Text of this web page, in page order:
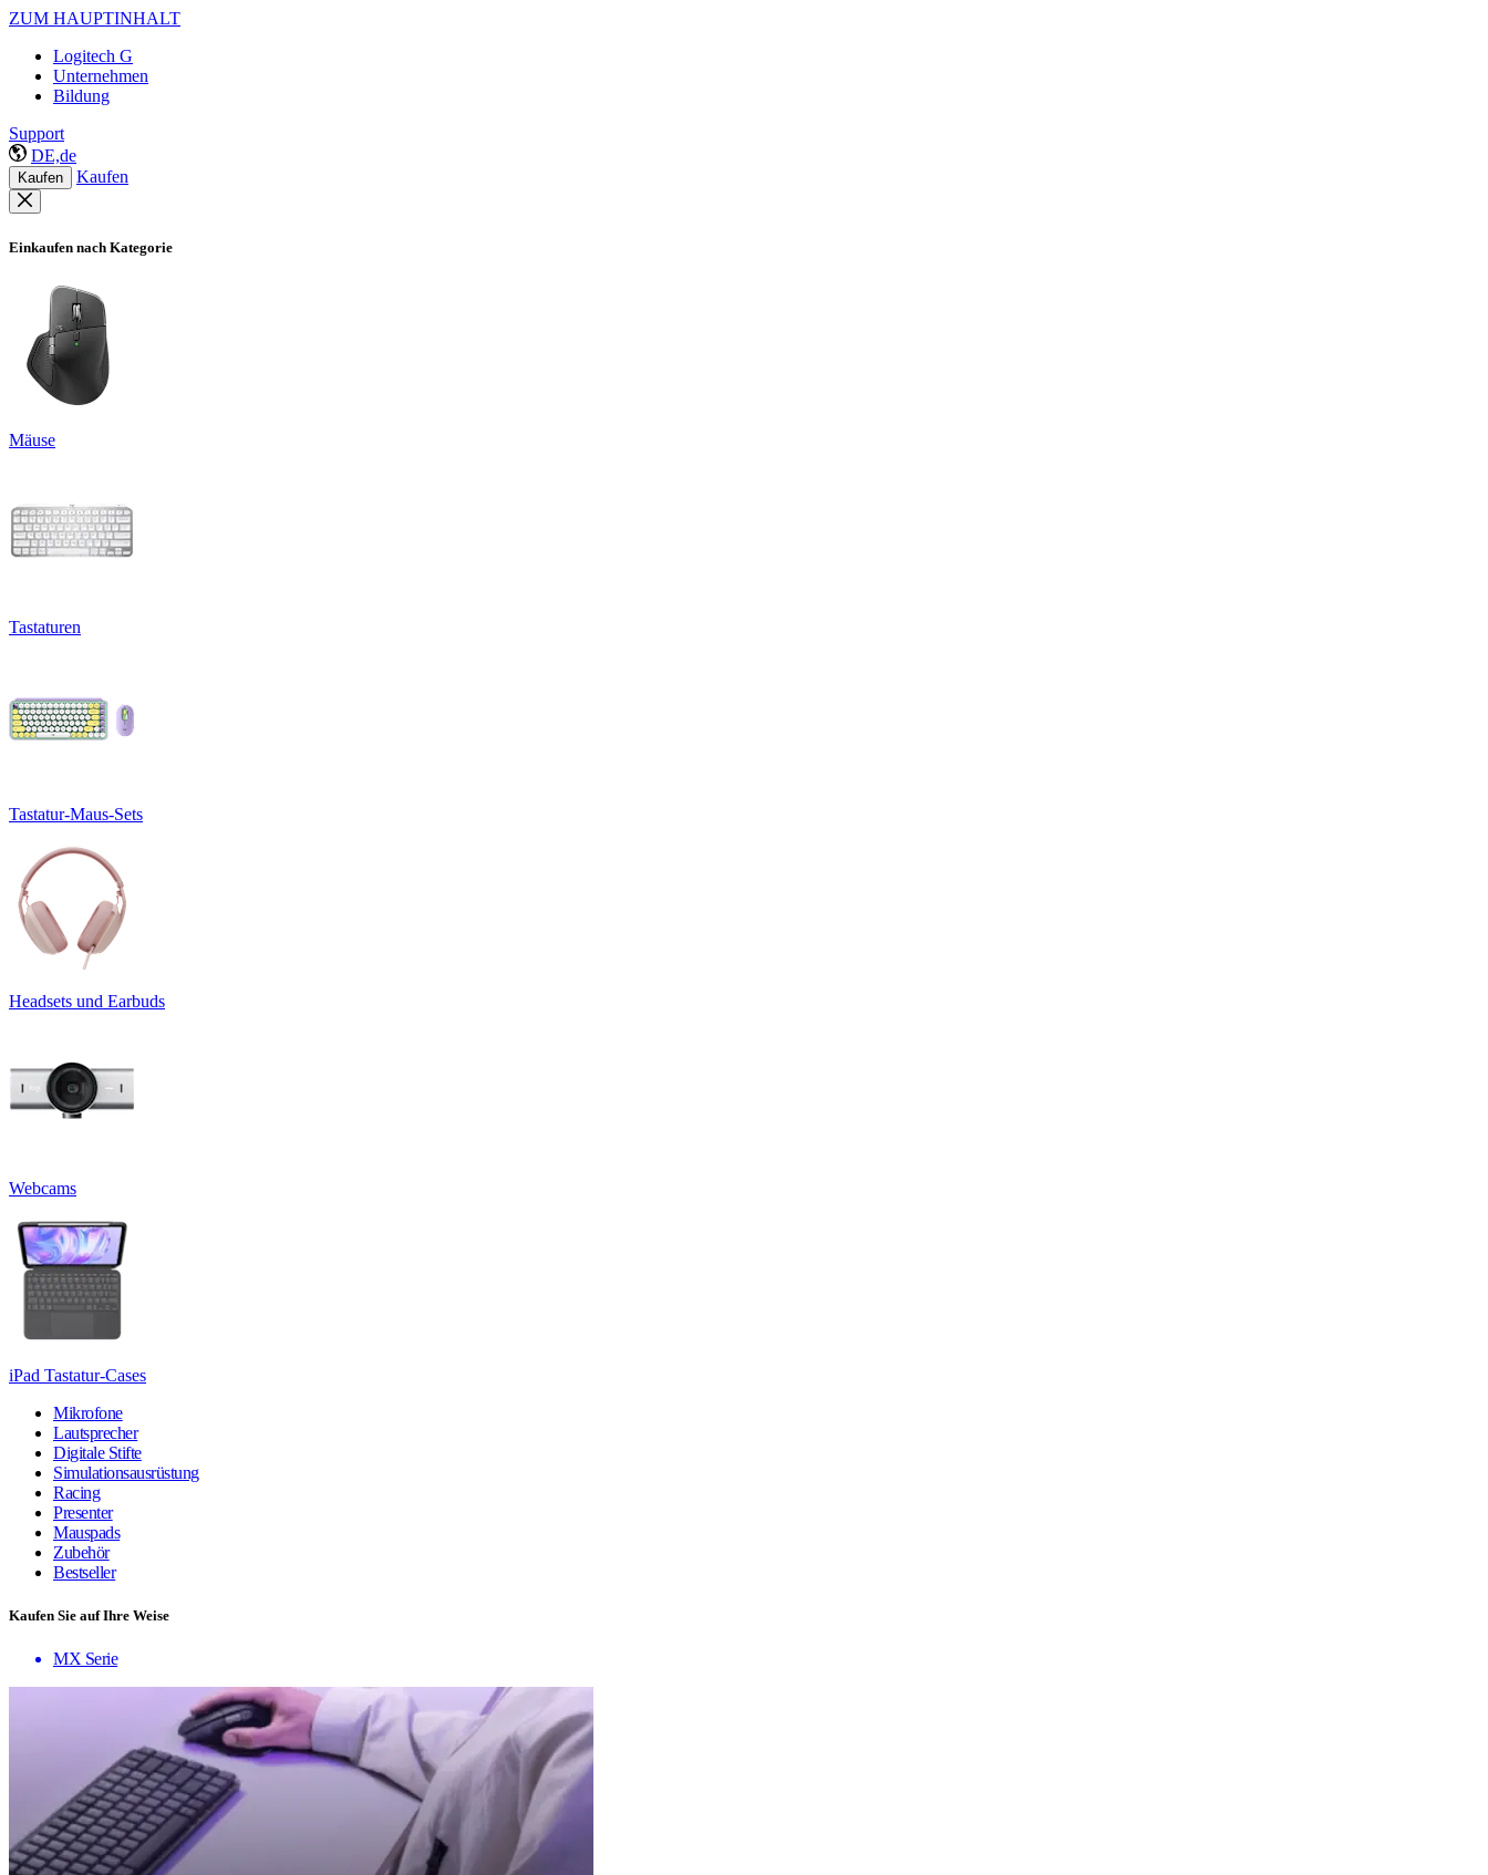
ZUM HAUPTINHALT
Logitech G
Unternehmen
Bildung
Support
DE,de
Kaufen Kaufen
Einkaufen nach Kategorie
Mäuse
Tastaturen
Tastatur-Maus-Sets
Headsets und Earbuds
Webcams
iPad Tastatur-Cases
Mikrofone
Lautsprecher
Digitale Stifte
Simulationsausrüstung
Racing
Presenter
Mauspads
Zubehör
Bestseller
Kaufen Sie auf Ihre Weise
MX Serie